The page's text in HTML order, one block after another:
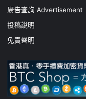
廣告查詢 Advertisement
投稿說明
免責聲明